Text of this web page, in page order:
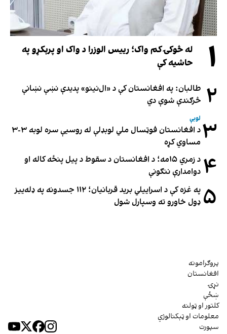
۱
له څوکۍ کم واک؛ رییس الوزرا د واک او پرېکړو په
حاشیه کې
۲ طالبان: په افغانستان کې د «ال‌نینو» پدیدې نښې نښانې
څرګندې شوې دي
۳ لوبې
د افغانستان فوټسال ملي لوبډلې له روسیې سره لوبه ۳-۳
مساوي کړه
۴
د زمري ۱۵مه؛ د افغانستان د سقوط د پیل پنځه کاله او
دوامدارې ننګونې
۵
په غزه کې د اسراییلي برید قربانیان؛ ۱۱۲ جسدونه په ډله‌ییز
ډول خاورو ته وسپارل شول
پروګرامونه
افغانستان
نړۍ
ښځې
کلتور او ټولنه
معلومات او ټېکنالوژي
سپورت